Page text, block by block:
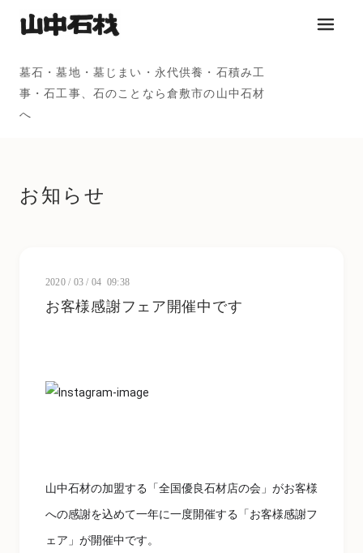
墓石・墓地・墓じまい・永代供養・石積み工
事・石工事、石のことなら倉敷市の山中石材
へ
メニュ
お知らせ
2020 / 03 / 04 09:38
お客様感謝フェア開催中です
山中石材の加盟する「全国優良石材店の会」がお客様
への感謝を込めて一年に一度開催する「お客様感謝フ
ェア」が開催中です。